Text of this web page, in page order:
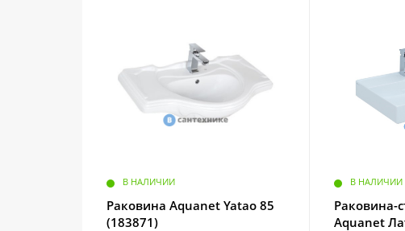
В НАЛИЧИИ
Раковина Aquanet Yatao 85
(183871)
В НАЛИЧИИ
Раковина-
Aquanet